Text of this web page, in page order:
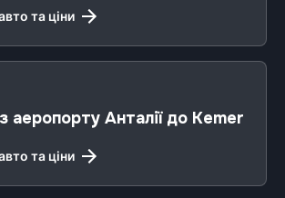
та ціни
аеропорту Анталії до Kemer
та ціни